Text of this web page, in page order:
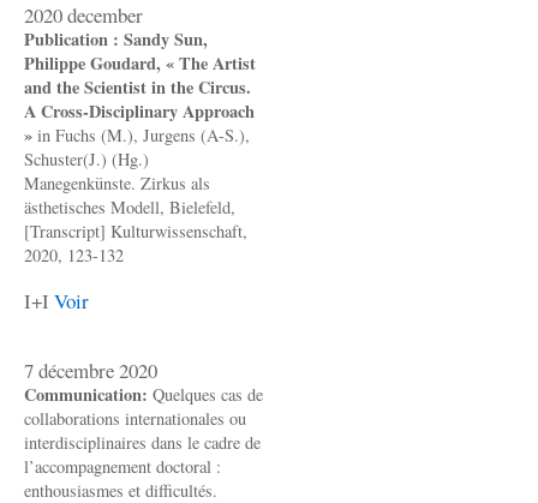
2020 december
Publication : Sandy Sun,
Philippe Goudard, « The Artist
and the Scientist in the Circus.
A Cross-Disciplinary Approach
» in Fuchs (M.), Jurgens (A-S.),
Schuster(J.) (Hg.)
Manegenkünste. Zirkus als
ästhetisches Modell, Bielefeld,
[Transcript] Kulturwissenschaft,
2020, 123-132
I+I Voir
7 décembre 2020
Communication: Quelques cas de
collaborations internationales ou
interdisciplinaires dans le cadre de
l’accompagnement doctoral :
enthousiasmes et difficultés.